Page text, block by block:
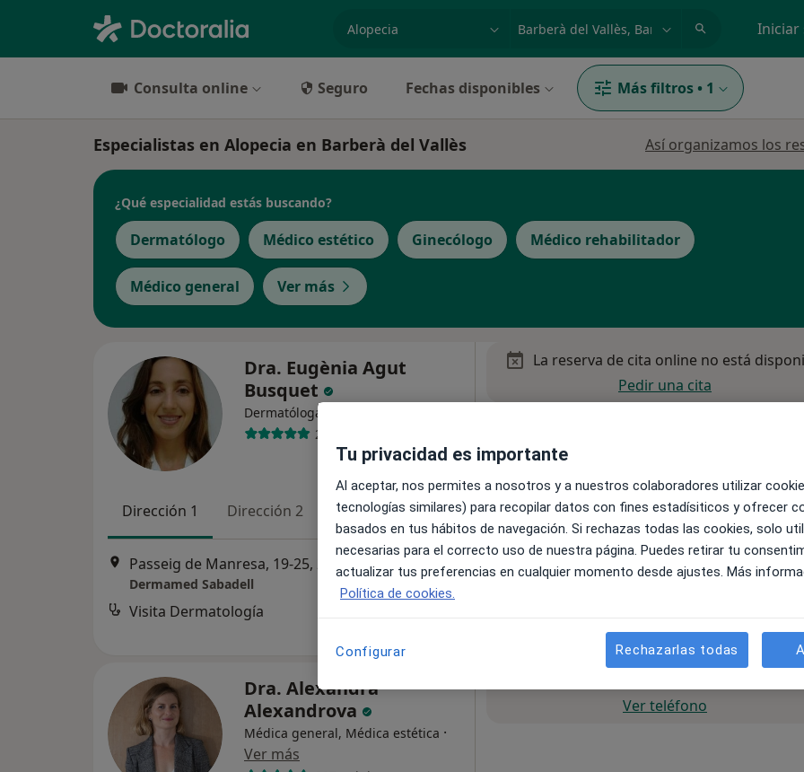
especialidad, enfermedad o nombre
p. ej. Madrid Iniciar
Consulta online Seguro Fechas disponibles Más filtros • 1
Especialistas en Alopecia en Barberà del Vallès Así organizamos los
¿Qué especialidad estás buscando?
Dermatólogo Médico estético Ginecólogo Médico rehabilitador
Médico general Ver más
Dra. Eugènia Agut
Busquet
Dermatóloga
294 opiniones
Dirección 1 Dirección 2 Online
Passeig de Manresa, 19-25, 2 1, Sabadell• Mapa
Dermamed Sabadell
Visita Dermatología
La reserva de cita online no está
Pedir una cita
Dra. Alexandra
Alexandrova
Médica general, Médica estética ·
Ver más
Ver teléfono
Tu privacidad es importante
Al aceptar, nos permites a nosotros y a nuestros colaboradores utilizar
tecnologías similares) para recopilar datos con fines estadísiticos y ofrecer
basados en tus hábitos de navegación. Si rechazas todas las cookies, solo
necesarias para el correcto uso de nuestra página. Puedes retirar tu
actualizar tus preferencias en cualquier momento desde ajustes. Más
Política de cookies.
Configurar Rechazarlas todas